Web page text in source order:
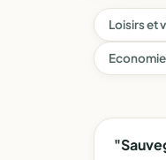
Loisirs et